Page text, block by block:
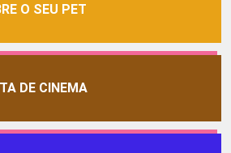
O SEU PET
DE CINEMA